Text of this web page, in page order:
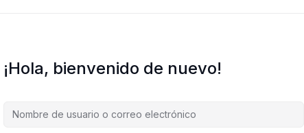
¡Hola, bienvenido de nuevo!